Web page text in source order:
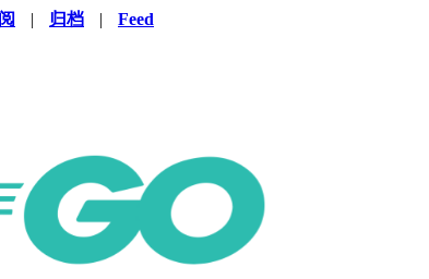
| 归档 | Feed